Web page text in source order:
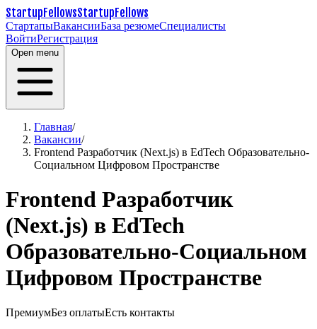
StartupFellowsStartupFellows
СтартапыВакансииБаза резюмеСпециалисты
ВойтиРегистрация
Open menu
Главная/
Вакансии/
Frontend Разработчик (Next.js) в EdTech Образовательно-
Социальном Цифровом Пространстве
Frontend Разработчик
(Next.js) в EdTech
Образовательно-Социальном
Цифровом Пространстве
ПремиумБез оплатыЕсть контакты